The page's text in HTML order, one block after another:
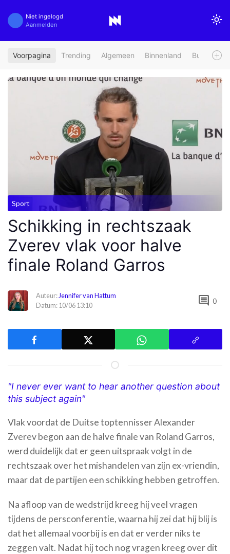
Niet ingelogd
Aanmelden
Voorpagina Trending Algemeen Binnenland Buitenland
Sport
Schikking in rechtszaak
Zverev vlak voor halve
finale Roland Garros
Auteur:Jennifer van Hattum
Datum: 10/06 13:10
comment 0
"I never ever want to hear another question about
this subject again"
Vlak voordat de Duitse toptennisser Alexander
Zverev begon aan de halve finale van Roland Garros,
werd duidelijk dat er geen uitspraak volgt in de
rechtszaak over het mishandelen van zijn ex-vriendin,
maar dat de partijen een schikking hebben getroffen.
Na afloop van de wedstrijd kreeg hij veel vragen
tijdens de persconferentie, waarna hij zei dat hij blij is
dat het allemaal voorbij is en dat er verder niks te
zeggen valt. Nadat hij toch nog vragen kreeg over dit